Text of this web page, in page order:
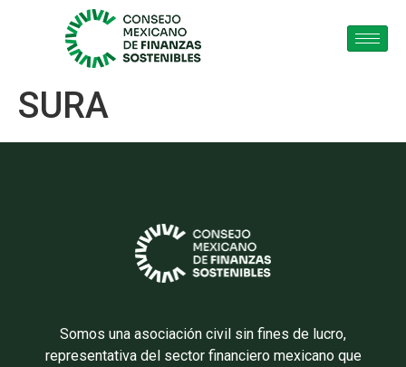
SURA
Somos una asociación civil sin fines de lucro,
representativa del sector financiero mexicano que